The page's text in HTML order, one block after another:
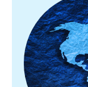
principale